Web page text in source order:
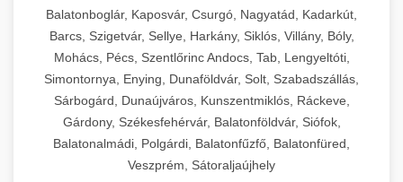
Balatonboglár, Kaposvár, Csurgó, Nagyatád, Kadarkút,
Barcs, Szigetvár, Sellye, Harkány, Siklós, Villány, Bóly,
Mohács, Pécs, Szentlőrinc Andocs, Tab, Lengyeltóti,
Simontornya, Enying, Dunaföldvár, Solt, Szabadszállás,
Sárbogárd, Dunaújváros, Kunszentmiklós, Ráckeve,
Gárdony, Székesfehérvár, Balatonföldvár, Siófok,
Balatonalmádi, Polgárdi, Balatonfűzfő, Balatonfüred,
Veszprém, Sátoraljaújhely